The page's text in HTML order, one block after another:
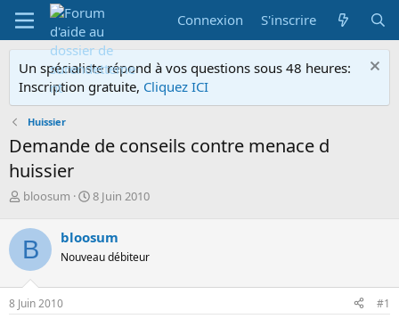
Connexion S'inscrire
Un spécialiste répond à vos questions sous 48 heures:
Inscription gratuite, Cliquez ICI
Huissier
Demande de conseils contre menace d
huissier
A
t
e
u
r
d
e
bloosum
D
e
d
d
8 Juin 2010
B bloosum
Nouveau débiteur
8 Juin 2010 #1